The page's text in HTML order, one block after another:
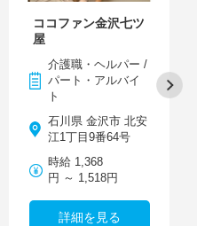
ココファン金沢七ツ
屋
介護職・ヘルパー /
パート・アルバイ
ト
石川県 金沢市 北安
江1丁目9番64号
時給 1,368
円 ～ 1,518円
詳細を見る